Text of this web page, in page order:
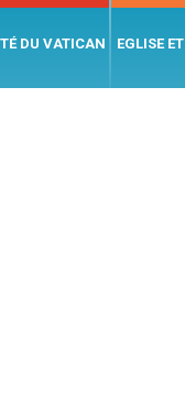
DU VATICAN EGLISE